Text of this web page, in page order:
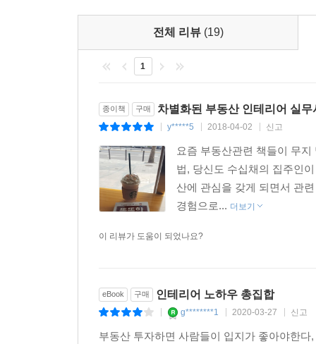
서울 방화동 집의 경우도 그러했다. 2층짜리 집
확장해 주방과 세탁실 공간을 넓혔다. 2층은 원
오가는 내부 계단을 막아서 욕실, 세탁실을 새로 만
저금리 시대이다. 임대수익은 부부의 가계에 큰 보
현 정부의 도시재생사업은 기존의 주택들을
기반시설과 주택가를 개선하는 데 상당한 예산
5년간 50조원을 투입하는 계획을 발표했다. 따
빌라 신축과 함께 단독주택 리모델링 시장은 더 활
임대사업자이기에 좀더 실용적으로 접근한다.
일례로 주택 셀프인테리어를 할 때는 ① 메인컬
문손잡이, ④ 도배지, ⑤ 바닥재, ⑥ 타일: 주방?
전체 리뷰 (19)
1
종이책 구매 차별화된 부동산 인테리어 실무
y*****5 2018-04-02 신고
요즘 부동산관련 책들이 무
법, 당신도 수십채의 집주인
산에 관심을 갖게 되면서 관
경험으로... 더보기
이 리뷰가 도움이 되었나요?
eBook 구매 인테리어 노하우 총집합
g********1 2020-03-27 신고
부동산 투자하면 사람들이 입지가 좋아야한